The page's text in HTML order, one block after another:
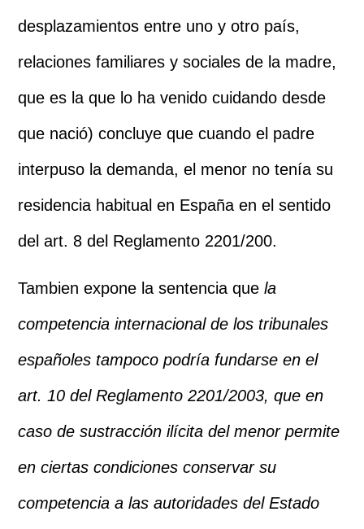
desplazamientos entre uno y otro país,
relaciones familiares y sociales de la madre,
que es la que lo ha venido cuidando desde
que nació) concluye que cuando el padre
interpuso la demanda, el menor no tenía su
residencia habitual en España en el sentido
del art. 8 del Reglamento 2201/200.
Tambien expone la sentencia quela
competencia internacional de los tribunales
españoles tampoco podría fundarse en el
art. 10 del Reglamento 2201/2003, que en
caso de sustracción ilícita del menor permite
en ciertas condiciones conservar su
competencia a las autoridades del Estado